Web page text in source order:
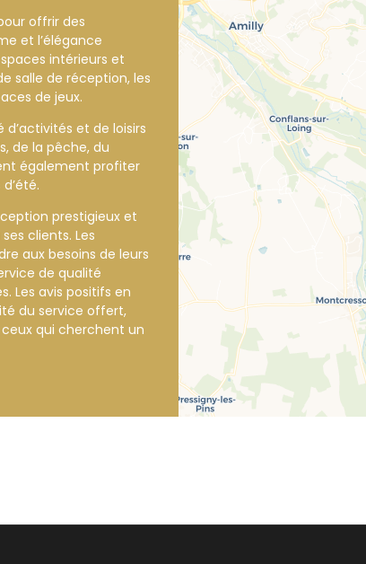
offrir des
et l’élégance
intérieurs et
salle de réception, les
de jeux.
et de loisirs
de la pêche, du
également profiter
prestigieux et
clients. Les
aux besoins de leurs
de qualité
Les avis positifs en
du service offert,
qui cherchent un